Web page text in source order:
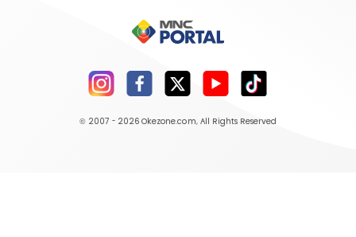
© 2007 - 2026 Okezone.com, All Rights Reserved